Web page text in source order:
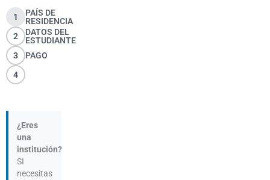
1
PAÍS DE
RESIDENCIA
2
DATOS DEL
ESTUDIANTE
3
PAGO
4
¿Eres
una
institución?
SI
necesitas